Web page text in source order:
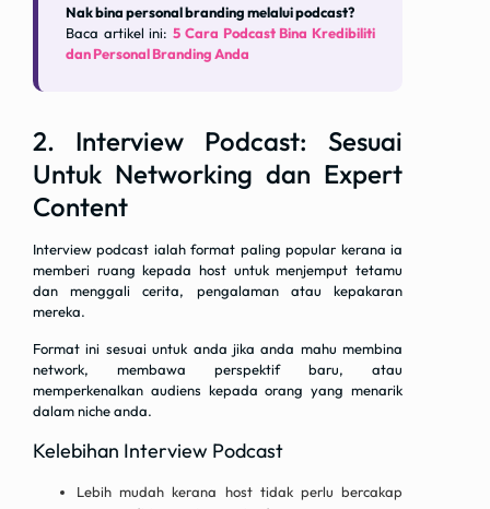
Nak bina personal branding melalui podcast?
Baca artikel ini:5 Cara Podcast Bina Kredibiliti
dan Personal Branding Anda
2. Interview Podcast: Sesuai
Untuk Networking dan Expert
Content
Interview podcast ialah format paling popular kerana ia
memberi ruang kepada host untuk menjemput tetamu
dan menggali cerita, pengalaman atau kepakaran
mereka.
Format ini sesuai untuk anda jika anda mahu membina
network, membawa perspektif baru, atau
memperkenalkan audiens kepada orang yang menarik
dalam niche anda.
Kelebihan Interview Podcast
Lebih mudah kerana host tidak perlu bercakap